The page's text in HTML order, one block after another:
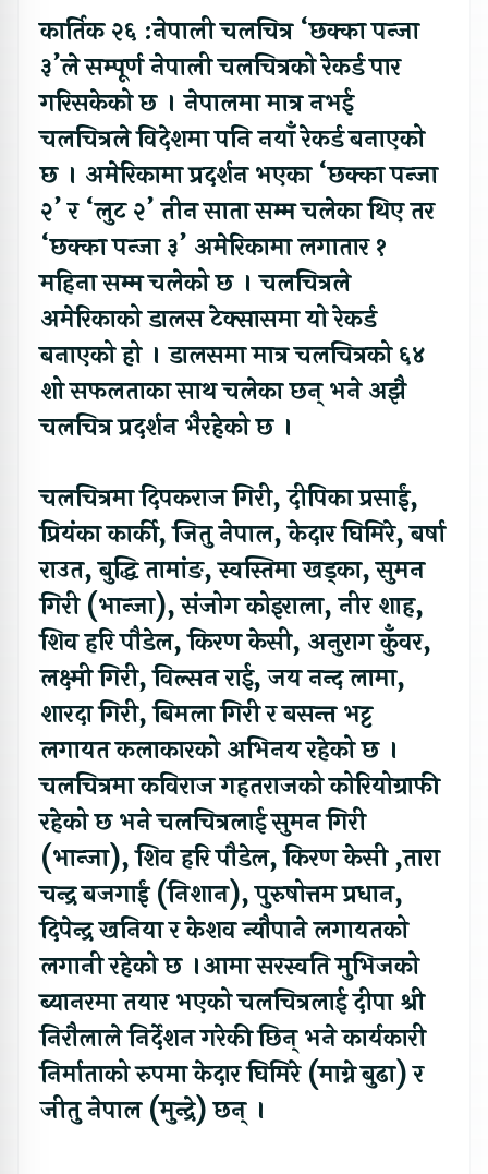
कार्तिक २६ :नेपाली चलचित्र ‘छक्का पन्जा
३’ले सम्पूर्ण नेपाली चलचित्रको रेकर्ड पार
गरिसकेको छ । नेपालमा मात्र नभई
चलचित्रले विदेशमा पनि नयाँ रेकर्ड बनाएको
छ । अमेरिकामा प्रदर्शन भएका ‘छक्का पन्जा
२’ र ‘लुट २’ तीन साता सम्म चलेका थिए तर
‘छक्का पन्जा ३’ अमेरिकामा लगातार १
महिना सम्म चलेको छ । चलचित्रले
अमेरिकाको डालस टेक्सासमा यो रेकर्ड
बनाएको हो । डालसमा मात्र चलचित्रको ६४
शो सफलताका साथ चलेका छन् भने अझै
चलचित्र प्रदर्शन भैरहेको छ ।
चलचित्रमा दिपकराज गिरी, दीपिका प्रसाईं,
प्रियंका कार्की, जितु नेपाल, केदार घिमिरे, बर्षा
राउत, बुद्धि तामांङ, स्वस्तिमा खड्का, सुमन
गिरी (भान्जा), संजोग कोइराला, नीर शाह,
शिव हरि पौडेल, किरण केसी, अनुराग कुँवर,
लक्ष्मी गिरी, विल्सन राई, जय नन्द लामा,
शारदा गिरी, बिमला गिरी र बसन्त भट्ट
लगायत कलाकारको अभिनय रहेको छ ।
चलचित्रमा कविराज गहतराजको कोरियोग्राफी
रहेको छ भने चलचित्रलाई सुमन गिरी
(भान्जा), शिव हरि पौडेल, किरण केसी ,तारा
चन्द्र बजगाईं (निशान), पुरुषोत्तम प्रधान,
दिपेन्द्र खनिया र केशव न्यौपाने लगायतको
लगानी रहेको छ ।आमा सरस्वति मुभिजको
ब्यानरमा तयार भएको चलचित्रलाई दीपा श्री
निरौलाले निर्देशन गरेकी छिन् भने कार्यकारी
निर्माताको रुपमा केदार घिमिरे (माग्ने बुढा) र
जीतु नेपाल (मुन्द्रे) छन् ।